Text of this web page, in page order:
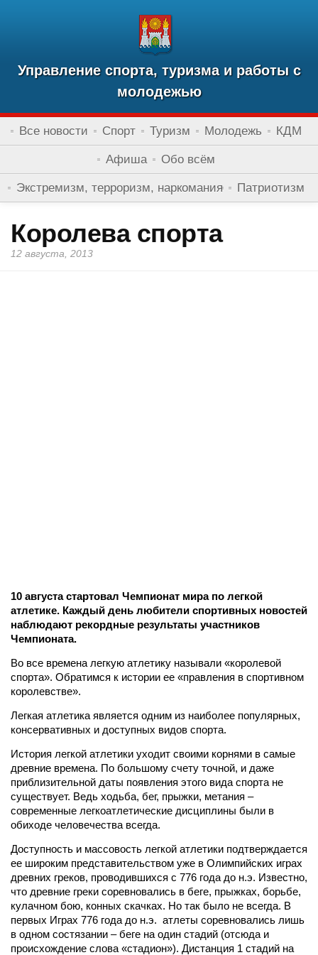
Управление спорта, туризма и работы с
молодежью
Все новости Спорт Туризм Молодежь КДМ
Афиша Обо всём
Экстремизм, терроризм, наркомания Патриотизм
Королева спорта
12 августа, 2013
10 августа стартовал Чемпионат мира по легкой
атлетике. Каждый день любители спортивных новостей
наблюдают рекордные результаты участников
Чемпионата.
Во все времена легкую атлетику называли «королевой
спорта». Обратимся к истории ее «правления в спортивном
королевстве».
Легкая атлетика является одним из наиболее популярных,
консервативных и доступных видов спорта.
История легкой атлетики уходит своими корнями в самые
древние времена. По большому счету точной, и даже
приблизительной даты появления этого вида спорта не
существует. Ведь ходьба, бег, прыжки, метания –
современные легкоатлетические дисциплины были в
обиходе человечества всегда.
Доступность и массовость легкой атлетики подтверждается
ее широким представительством уже в Олимпийских играх
древних греков, проводившихся с 776 года до н.э. Известно,
что древние греки соревновались в беге, прыжках, борьбе,
кулачном бою, конных скачках. Но так было не всегда. В
первых Играх 776 года до н.э. атлеты соревновались лишь
в одном состязании – беге на один стадий (отсюда и
происхождение слова «стадион»). Дистанция 1 стадий на